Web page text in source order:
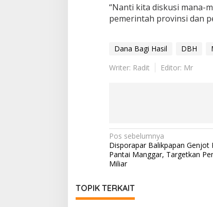
“Nanti kita diskusi mana-
pemerintah provinsi dan
Dana Bagi Hasil DBH
Writer: Radit
Editor: Mr
Navigasi
pos
Pos sebelumnya
Disporapar Balikpapan Genjot
Pantai Manggar, Targetkan
Miliar
TOPIK TERKAIT